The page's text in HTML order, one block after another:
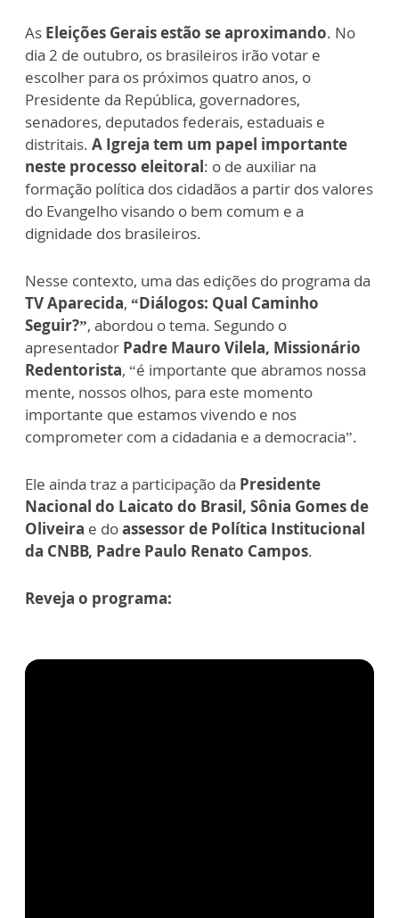
As Eleições Gerais estão se aproximando. No
dia 2 de outubro, os brasileiros irão votar e
escolher para os próximos quatro anos, o
Presidente da República, governadores,
senadores, deputados federais, estaduais e
distritais. A Igreja tem um papel importante
neste processo eleitoral: o de auxiliar na
formação política dos cidadãos a partir dos valores
do Evangelho visando o bem comum e a
dignidade dos brasileiros.
Nesse contexto, uma das edições do programa da
TV Aparecida, “Diálogos: Qual Caminho
Seguir?”, abordou o tema. Segundo o
apresentador Padre Mauro Vilela, Missionário
Redentorista, “é importante que abramos nossa
mente, nossos olhos, para este momento
importante que estamos vivendo e nos
comprometer com a cidadania e a democracia”.
Ele ainda traz a participação da Presidente
Nacional do Laicato do Brasil, Sônia Gomes de
Oliveira e doassessor de Política Institucional
da CNBB, Padre Paulo Renato Campos.
Reveja o programa: